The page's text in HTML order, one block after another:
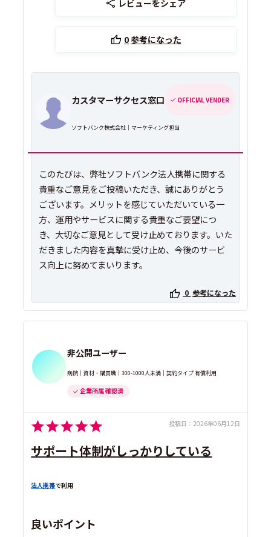
レビューをシェア
0参考になった
カスタマーサクセス窓口 OFFICIAL VENDER
ソフトバンク株式会社｜マーケティング担当
このたびは、弊社ソフトバンク法人携帯に関する
貴重なご意見をご投稿いただき、誠にありがとう
ございます。メリットを感じていただいている一
方、運用やサービスに関する貴重なご要望につ
き、大切なご意見として受け止めております。いた
だきました内容を真摯に受け止め、今後のサービ
ス向上に努めてまいります。
0 参考になった
非公開ユーザー
病院｜資材・購買職｜300-1000人未満｜契約タイプ 有償利用
企業所属 確認済
投稿日： 2026年06月12日
サポート体制がしっかりしている
法人携帯で利用
良いポイント